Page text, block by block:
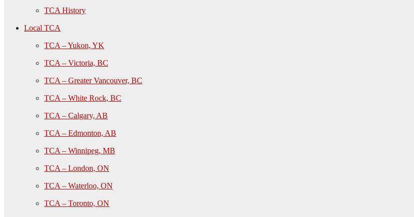
TCA History
Local TCA
TCA – Yukon, YK
TCA – Victoria, BC
TCA – Greater Vancouver, BC
TCA – White Rock, BC
TCA – Calgary, AB
TCA – Edmonton, AB
TCA – Winnipeg, MB
TCA – London, ON
TCA – Waterloo, ON
TCA – Toronto, ON